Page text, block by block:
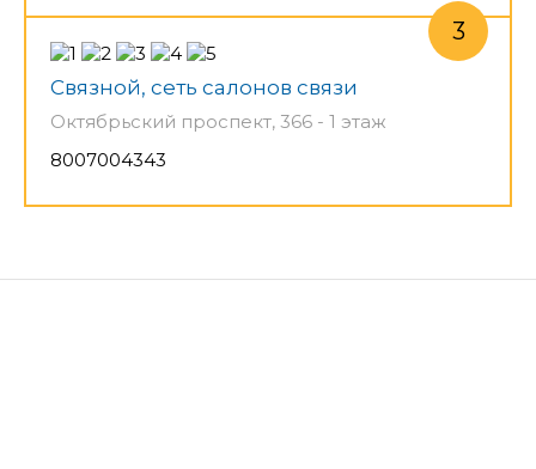
Связной, сеть салонов связи
Октябрьский проспект, 366 - 1 этаж
8007004343